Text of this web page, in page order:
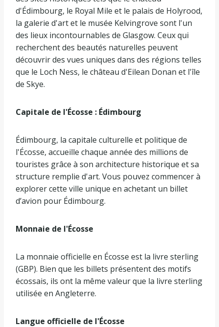
d'Édimbourg, le Royal Mile et le palais de Holyrood,
la galerie d'art et le musée Kelvingrove sont l'un
des lieux incontournables de Glasgow. Ceux qui
recherchent des beautés naturelles peuvent
découvrir des vues uniques dans des régions telles
que le Loch Ness, le château d'Eilean Donan et l'île
de Skye.
Capitale de l'Écosse : Édimbourg
Édimbourg, la capitale culturelle et politique de
l'Écosse, accueille chaque année des millions de
touristes grâce à son architecture historique et sa
structure remplie d'art. Vous pouvez commencer à
explorer cette ville unique en achetant un billet
d’avion pour Édimbourg.
Monnaie de l'Écosse
La monnaie officielle en Écosse est la livre sterling
(GBP). Bien que les billets présentent des motifs
écossais, ils ont la même valeur que la livre sterling
utilisée en Angleterre.
Langue officielle de l'Écosse